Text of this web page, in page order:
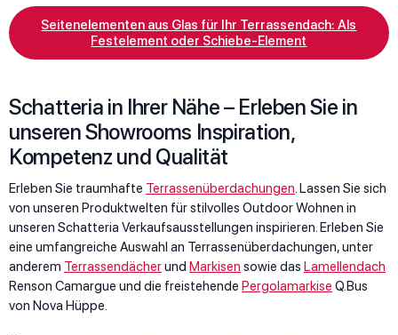
Seitenelementen aus Glas für Ihr Terrassendach: Als
Festelement oder Schiebe-Element
Schatteria in Ihrer Nähe – Erleben Sie in
unseren Showrooms Inspiration,
Kompetenz und Qualität
Erleben Sie traumhafte Terrassenüberdachungen. Lassen Sie sich
von unseren Produktwelten für stilvolles Outdoor Wohnen in
unseren Schatteria Verkaufsausstellungen inspirieren. Erleben Sie
eine umfangreiche Auswahl an Terrassenüberdachungen, unter
anderem Terrassendächerund Markisen sowie das Lamellendach
Renson Camargue und die freistehende Pergolamarkise Q.Bus
von Nova Hüppe.